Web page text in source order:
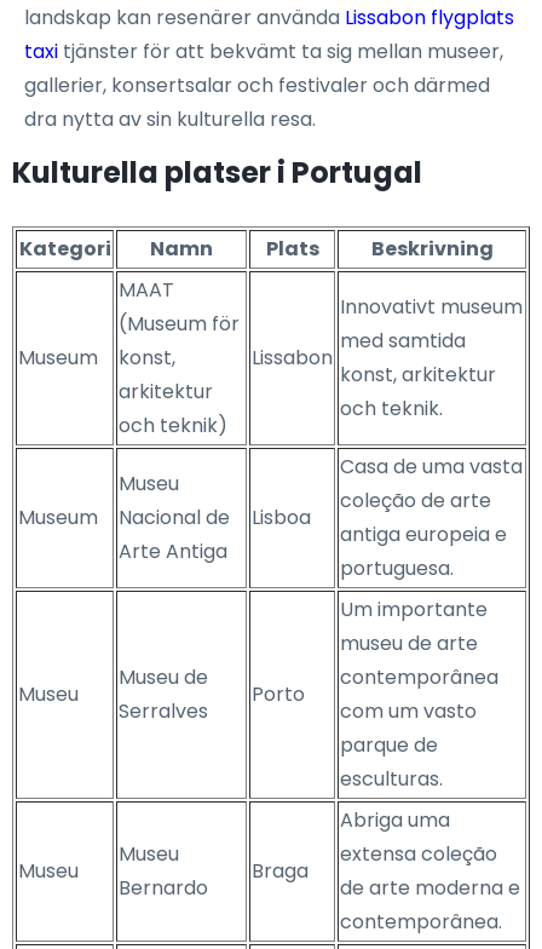
landskap kan resenärer använda Lissabon flygplats
taxi tjänster för att bekvämt ta sig mellan museer,
gallerier, konsertsalar och festivaler och därmed
dra nytta av sin kulturella resa.
Kulturella platser i Portugal
Kategori Namn Plats Beskrivning
Museum
MAAT
(Museum för
konst,
arkitektur
och teknik)
Lissabon
Innovativt museum
med samtida
konst, arkitektur
och teknik.
Museum
Museu
Nacional de
Arte Antiga
Lisboa
Casa de uma vasta
coleção de arte
antiga europeia e
portuguesa.
Museu
Museu de
Serralves
Porto
Um importante
museu de arte
contemporânea
com um vasto
parque de
esculturas.
Museu
Museu
Bernardo
Braga
Abriga uma
extensa coleção
de arte moderna e
contemporânea.